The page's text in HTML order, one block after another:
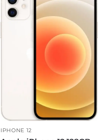
IPHONE 12